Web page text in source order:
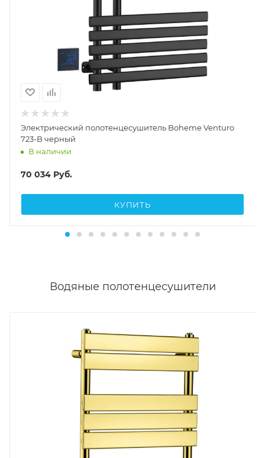
Электрический полотенцесушитель Boheme Venturo
723-B черный
В наличии
70 034 Руб.
КУПИТЬ
Водяные полотенцесушители